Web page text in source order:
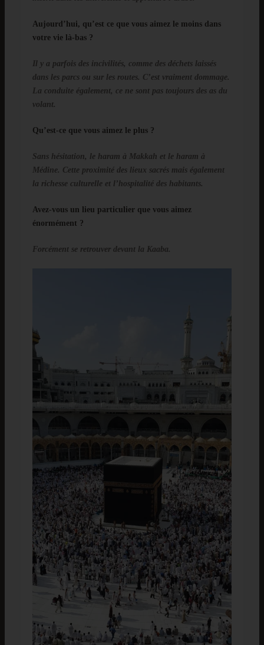
Aujourd’hui, qu’est ce que vous aimez le moins dans
votre vie là-bas ?
Il y a parfois des incivilités, comme des déchets laissés
dans les parcs ou sur les routes. C’est vraiment dommage.
La conduite également, ce ne sont pas toujours des as du
volant.
Qu’est-ce que vous aimez le plus ?
Sans hésitation, le haram à Makkah et le haram à
Médine. Cette proximité des lieux sacrés mais également
la richesse culturelle et l’hospitalité des habitants.
Avez-vous un lieu particulier que vous aimez
énormément ?
Forcément se retrouver devant la Kaaba.